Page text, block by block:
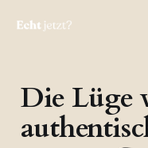
Die Lüge